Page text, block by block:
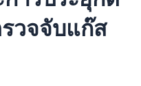
วจจับแก๊ส